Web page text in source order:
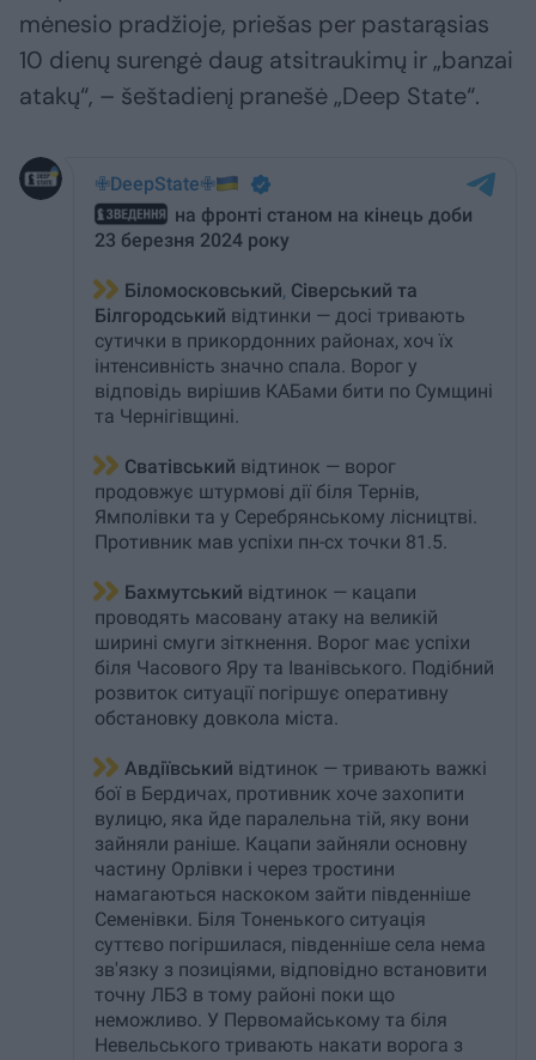
mėnesio pradžioje, priešas per pastarąsias
10 dienų surengė daug atsitraukimų ir „banzai
atakų“, – šeštadienį pranešė „Deep State“.